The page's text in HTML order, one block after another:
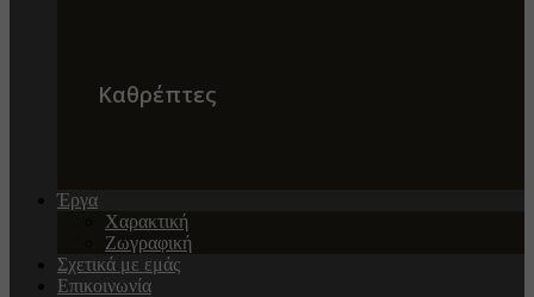
Καθρέπτες
Έργα
Χαρακτική
Ζωγραφική
Σχετικά με εμάς
Επικοινωνία